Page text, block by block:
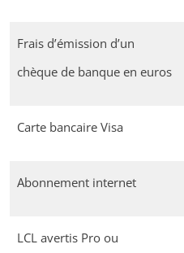
Frais d’émission d’un
chèque de banque en euros
Carte bancaire Visa
Abonnement internet
LCL avertis Pro ou